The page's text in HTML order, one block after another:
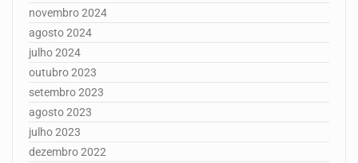
novembro 2024
agosto 2024
julho 2024
outubro 2023
setembro 2023
agosto 2023
julho 2023
dezembro 2022